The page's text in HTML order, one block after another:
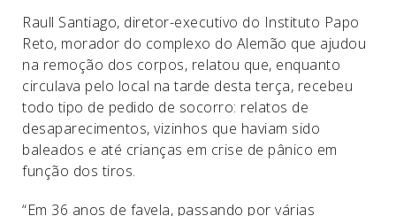
Raull Santiago, diretor-executivo do Instituto Papo
Reto, morador do complexo do Alemão que ajudou
na remoção dos corpos, relatou que, enquanto
circulava pelo local na tarde desta terça, recebeu
todo tipo de pedido de socorro: relatos de
desaparecimentos, vizinhos que haviam sido
baleados e até crianças em crise de pânico em
função dos tiros.
“Em 36 anos de favela, passando por várias